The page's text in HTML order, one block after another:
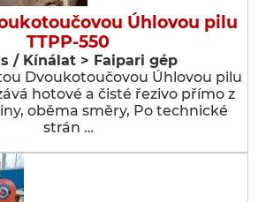
Úhlovou pilu
TTPP-550
/ Kínálat > Faipari gép
Dvoukotoučovou Úhlovou pilu
hotové a čisté řezivo přímo z
oběma směry, Po technické
strán …